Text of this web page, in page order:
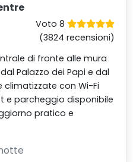
Voto 8
(3824 recensioni)
di fronte alle mura
Palazzo dei Papi e dal
climatizzate con Wi-Fi
e parcheggio disponibile
pratico e